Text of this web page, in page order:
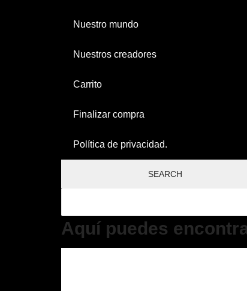
Nuestro mundo
Nuestros creadores
Carrito
Finalizar compra
Política de privacidad.
Aquí puedes